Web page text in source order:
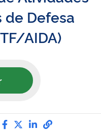
Defesa
AIDA)
Compartilhe no
Compartilhe no
Compartilhe no
Compartilhe